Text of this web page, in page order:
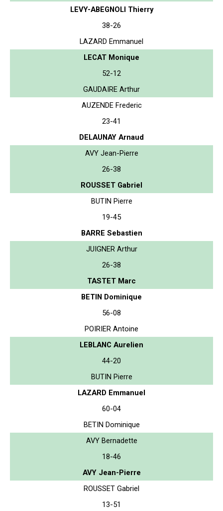
LEVY-ABEGNOLI Thierry
38-26
LAZARD Emmanuel
LECAT Monique
52-12
GAUDAIRE Arthur
AUZENDE Frederic
23-41
DELAUNAY Arnaud
AVY Jean-Pierre
26-38
ROUSSET Gabriel
BUTIN Pierre
19-45
BARRE Sebastien
JUIGNER Arthur
26-38
TASTET Marc
BETIN Dominique
56-08
POIRIER Antoine
LEBLANC Aurelien
44-20
BUTIN Pierre
LAZARD Emmanuel
60-04
BETIN Dominique
AVY Bernadette
18-46
AVY Jean-Pierre
ROUSSET Gabriel
13-51